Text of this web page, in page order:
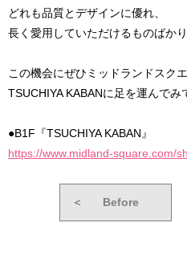
どれも品質とデザインに優れ、
長く愛用していただけるものばかり
この機会にぜひミッドランドスク
TSUCHIYA KABANに足を運んでみ
●B1F『TSUCHIYA KABAN』
https://www.midland-square.com/
＜ Before